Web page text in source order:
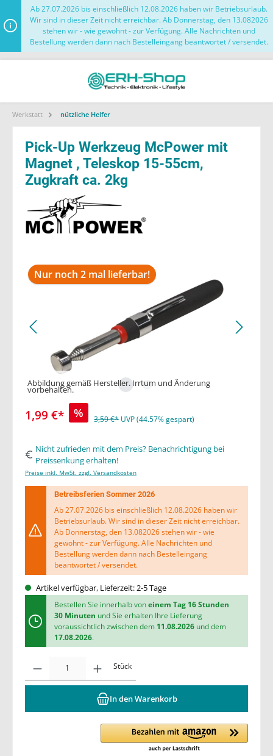
Ab 27.07.2026 bis einschließlich 12.08.2026 haben wir Betriebsurlaub.
Wir sind in dieser Zeit nicht erreichbar. Ab Donnerstag, den 13.082026
stehen wir - wie gewohnt - zur Verfügung. Alle Nachrichten und
Bestellung werden dann nach Bestelleingang beantwortet / versendet.
Werkstatt nützliche Helfer
Pick-Up Werkzeug McPower mit
Magnet , Teleskop 15-55cm,
Zugkraft ca. 2kg
Nur noch 2 mal lieferbar!
Abbildung gemäß Hersteller. Irrtum und Änderung
vorbehalten.
1,99 €* % 3,59 €* UVP (44.57% gespart)
Nicht zufrieden mit dem Preis? Benachrichtigung bei
Preissenkung erhalten!
Preise inkl. MwSt. zzgl. Versandkosten
Betreibsferien Sommer 2026
Ab 27.07.2026 bis einschließlich 12.08.2026 haben wir
Betriebsurlaub. Wir sind in dieser Zeit nicht erreichbar.
Ab Donnerstag, den 13.082026 stehen wir - wie
gewohnt - zur Verfügung. Alle Nachrichten und
Bestellung werden dann nach Bestelleingang
beantwortet / versendet.
Artikel verfügbar, Lieferzeit: 2-5 Tage
Bestellen Sie innerhalb voneinem Tag 16 Stunden
30 Minuten und Sie erhalten Ihre Lieferung
voraussichtlich zwischen dem 11.08.2026und dem
17.08.2026.
Stück
In den Warenkorb